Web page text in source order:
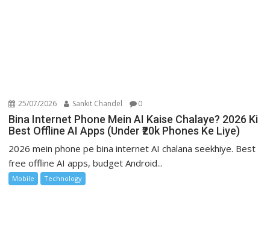
25/07/2026 Sankit Chandel 0
Bina Internet Phone Mein AI Kaise Chalaye? 2026 Ki
Best Offline AI Apps (Under ₹20k Phones Ke Liye)
2026 mein phone pe bina internet AI chalana seekhiye. Best
free offline AI apps, budget Android...
Mobile Technology